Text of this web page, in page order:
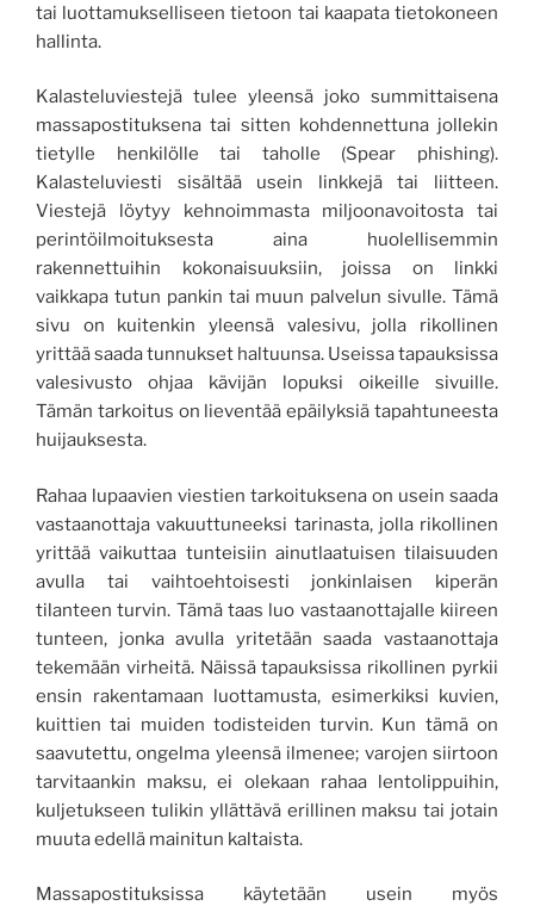
tai luottamukselliseen tietoon tai kaapata tietokoneen
hallinta.
Kalasteluviestejä tulee yleensä joko summittaisena
massapostituksena tai sitten kohdennettuna jollekin
tietylle henkilölle tai taholle (Spear phishing).
Kalasteluviesti sisältää usein linkkejä tai liitteen.
Viestejä löytyy kehnoimmasta miljoonavoitosta tai
perintöilmoituksesta aina huolellisemmin
rakennettuihin kokonaisuuksiin, joissa on linkki
vaikkapa tutun pankin tai muun palvelun sivulle. Tämä
sivu on kuitenkin yleensä valesivu, jolla rikollinen
yrittää saada tunnukset haltuunsa. Useissa tapauksissa
valesivusto ohjaa kävijän lopuksi oikeille sivuille.
Tämän tarkoitus on lieventää epäilyksiä tapahtuneesta
huijauksesta.
Rahaa lupaavien viestien tarkoituksena on usein saada
vastaanottaja vakuuttuneeksi tarinasta, jolla rikollinen
yrittää vaikuttaa tunteisiin ainutlaatuisen tilaisuuden
avulla tai vaihtoehtoisesti jonkinlaisen kiperän
tilanteen turvin. Tämä taas luo vastaanottajalle kiireen
tunteen, jonka avulla yritetään saada vastaanottaja
tekemään virheitä. Näissä tapauksissa rikollinen pyrkii
ensin rakentamaan luottamusta, esimerkiksi kuvien,
kuittien tai muiden todisteiden turvin. Kun tämä on
saavutettu, ongelma yleensä ilmenee; varojen siirtoon
tarvitaankin maksu, ei olekaan rahaa lentolippuihin,
kuljetukseen tulikin yllättävä erillinen maksu tai jotain
muuta edellä mainitun kaltaista.
Massapostituksissa käytetään usein myös